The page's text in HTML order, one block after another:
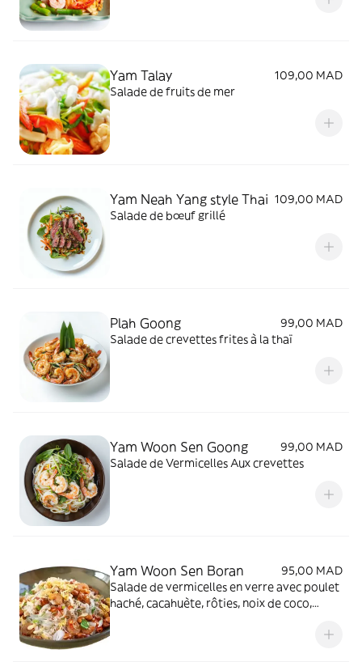
Yam Talay
109,00 MAD
Salade de fruits de mer
Yam Neah Yang style Thai 109,00 MAD
Salade de bœuf grillé
Plah Goong
99,00 MAD
Salade de crevettes frites à la thaï
Yam Woon Sen Goong
99,00 MAD
Salade de Vermicelles Aux crevettes
Yam Woon Sen Boran
95,00 MAD
Salade de vermicelles en verre avec poulet
haché, cacahuète, rôties, noix de coco,